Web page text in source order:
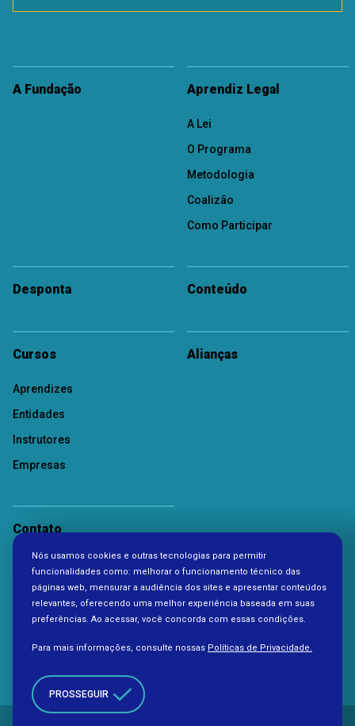
A Fundação Aprendiz Legal
A Lei
O Programa
Metodologia
Coalizão
Como Participar
Desponta Conteúdo
Cursos
Aprendizes
Entidades
Instrutores
Empresas
Alianças
Contato
Nós usamos cookies e outras tecnologias para permitir
funcionalidades como: melhorar o funcionamento técnico das
páginas web, mensurar a audiência dos sites e apresentar conteúdos
relevantes, oferecendo uma melhor experiência baseada em suas
preferências. Ao acessar, você concorda com essas condições.
Para mais informações, consulte nossas Políticas de Privacidade.
PROSSEGUIR